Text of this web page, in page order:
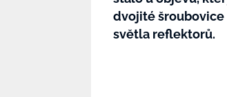
dvojité šroubovice
světla reflektorů.